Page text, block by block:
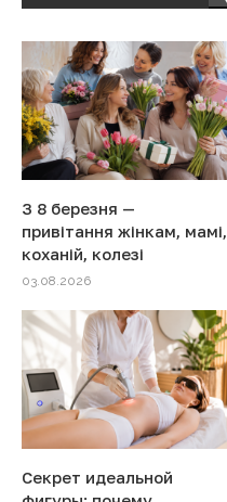
З 8 березня —
привітання жінкам, мамі,
коханій, колезі
03.08.2026
Секрет идеальной